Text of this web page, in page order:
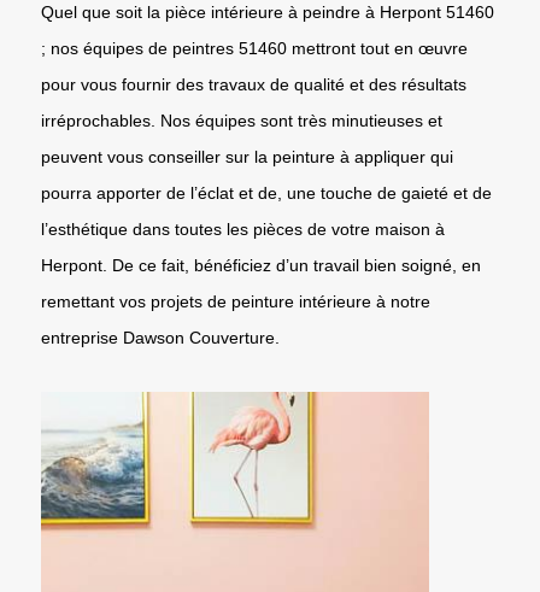
Quel que soit la pièce intérieure à peindre à Herpont 51460
; nos équipes de peintres 51460 mettront tout en œuvre
pour vous fournir des travaux de qualité et des résultats
irréprochables. Nos équipes sont très minutieuses et
peuvent vous conseiller sur la peinture à appliquer qui
pourra apporter de l’éclat et de, une touche de gaieté et de
l’esthétique dans toutes les pièces de votre maison à
Herpont. De ce fait, bénéficiez d’un travail bien soigné, en
remettant vos projets de peinture intérieure à notre
entreprise Dawson Couverture.